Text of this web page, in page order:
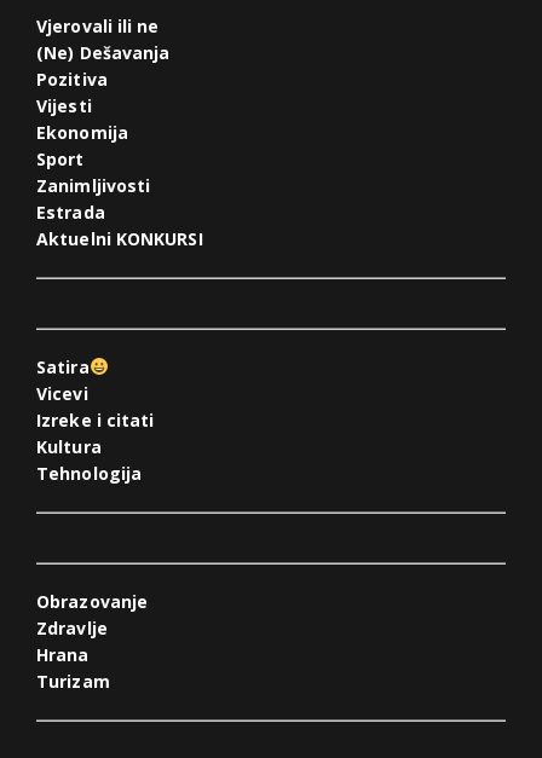
Vjerovali ili ne
(Ne) Dešavanja
Pozitiva
Vijesti
Ekonomija
Sport
Zanimljivosti
Estrada
Aktuelni KONKURSI
Satira
Vicevi
Izreke i citati
Kultura
Tehnologija
Obrazovanje
Zdravlje
Hrana
Turizam